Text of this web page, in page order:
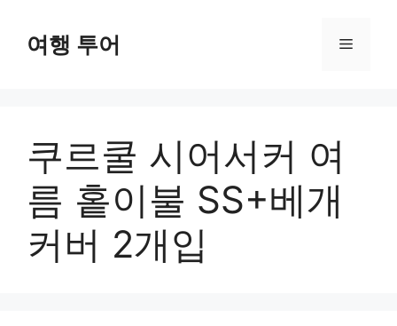
여행 투어 메
쿠르쿨 시어서커 여
름 홑이불 SS+베개
커버 2개입